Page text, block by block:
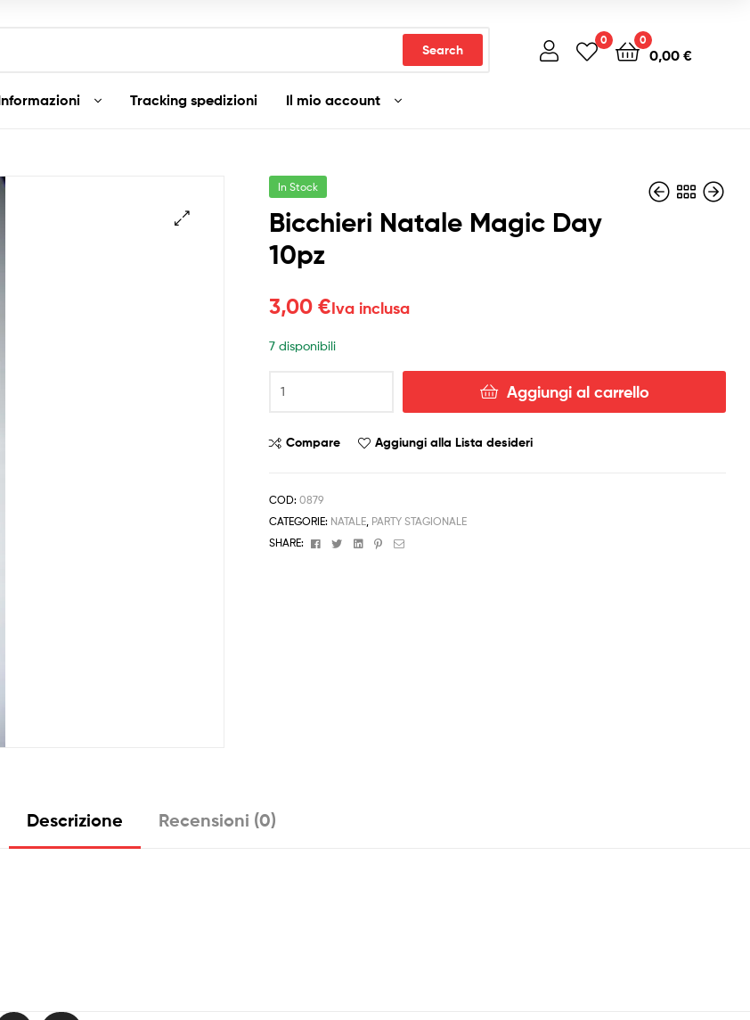
Search
0 0
0,00 €
Tracking spedizioni Il mio account
In Stock
Bicchieri Natale Magic Day
10pz
3,00€Iva inclusa
7 disponibili
Natale
Day
Aggiungi al carrello
Compare Aggiungi alla Lista desideri
COD:0879
CATEGORIE: NATALE PARTY STAGIONALE
SHARE:
FacebookTwitterLinkedinPinterest
Email
Descrizione Recensioni (0)